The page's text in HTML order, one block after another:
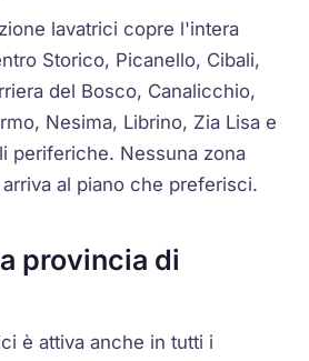
lavatrici copre l'intera
Storico, Picanello, Cibali,
del Bosco, Canalicchio,
Nesima, Librino, Zia Lisa e
periferiche. Nessuna zona
al piano che preferisci.
provincia di
è attiva anche in tutti i